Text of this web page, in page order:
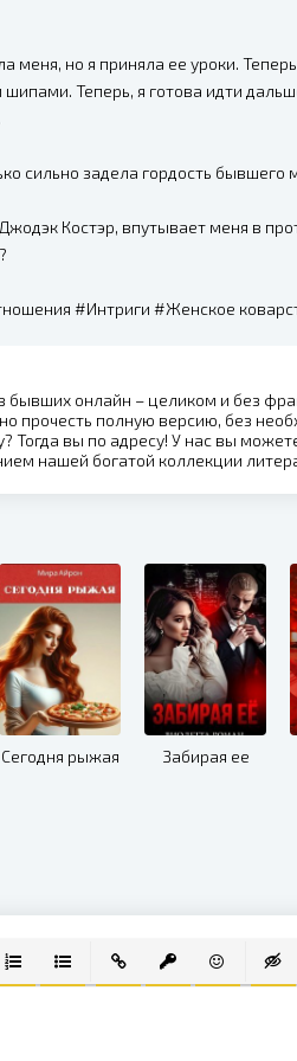
меня, но я приняла ее уроки.
Теперь, я готова идти
сильно задела гордость бывшего
Костэр, впутывает меня в
#Интриги #Женское
бывших онлайн – целиком и без
прочесть полную версию, без
Тогда вы по адресу! У нас вы
нашей богатой коллекции
Сегодня рыжая Забирая ее
СПИСОК
МАРКИРОВАННЫЙ СПИСОК
ВСТАВИТЬ ССЫЛКУ
ВСТАВИТЬВСТАВИТЬ